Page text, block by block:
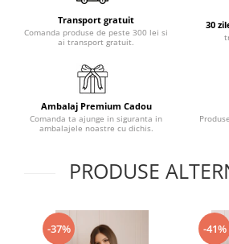
Transport gratuit
Comanda produse de peste 300 lei si
ai transport gratuit.
30
Ambalaj Premium Cadou
Comanda ta ajunge in siguranta in
ambalajele noastre cu dichis.
PRODUSE
-37% -41%